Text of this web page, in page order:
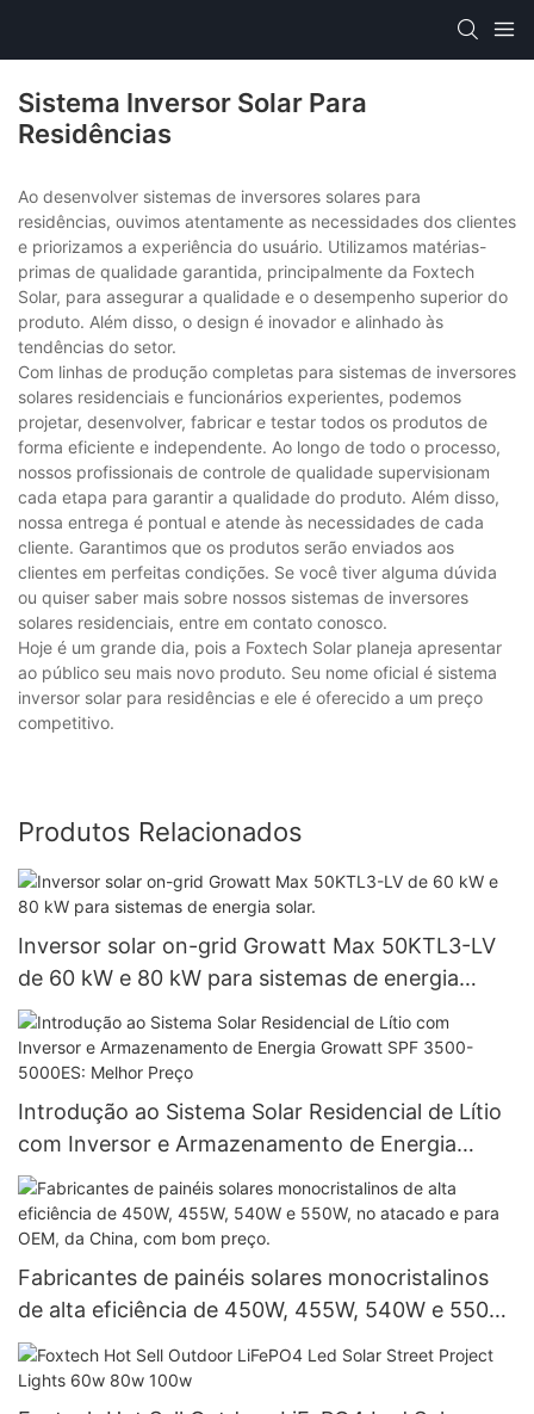
Sistema Inversor Solar Para
Residências
Ao desenvolver sistemas de inversores solares para
residências, ouvimos atentamente as necessidades dos clientes
e priorizamos a experiência do usuário. Utilizamos matérias-
primas de qualidade garantida, principalmente da Foxtech
Solar, para assegurar a qualidade e o desempenho superior do
produto. Além disso, o design é inovador e alinhado às
tendências do setor.
Com linhas de produção completas para sistemas de inversores
solares residenciais e funcionários experientes, podemos
projetar, desenvolver, fabricar e testar todos os produtos de
forma eficiente e independente. Ao longo de todo o processo,
nossos profissionais de controle de qualidade supervisionam
cada etapa para garantir a qualidade do produto. Além disso,
nossa entrega é pontual e atende às necessidades de cada
cliente. Garantimos que os produtos serão enviados aos
clientes em perfeitas condições. Se você tiver alguma dúvida
ou quiser saber mais sobre nossos sistemas de inversores
solares residenciais, entre em contato conosco.
Hoje é um grande dia, pois a Foxtech Solar planeja apresentar
ao público seu mais novo produto. Seu nome oficial é sistema
inversor solar para residências e ele é oferecido a um preço
competitivo.
Produtos Relacionados
Inversor solar on-grid Growatt Max 50KTL3-LV
de 60 kW e 80 kW para sistemas de energia
solar.
Introdução ao Sistema Solar Residencial de Lítio
com Inversor e Armazenamento de Energia
Growatt SPF 3500-5000ES: Melhor Preço
Fabricantes de painéis solares monocristalinos
de alta eficiência de 450W, 455W, 540W e 550W,
no atacado e para OEM, da China, com bom
preço.